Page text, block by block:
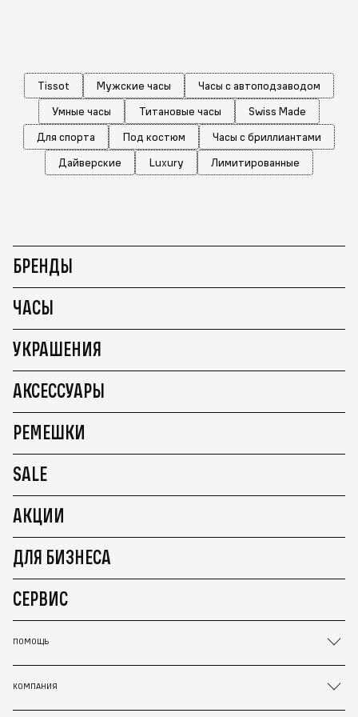
Tissot Мужские часы
Часы с автоподзаводом
Умные часы
Титановые часы
Swiss Made
Для спорта
Под костюм
Часы с бриллиантами
Дайверские
Luxury Лимитированные
БРЕНДЫ
ЧАСЫ
УКРАШЕНИЯ
АКСЕССУАРЫ
РЕМЕШКИ
SALE
АКЦИИ
ДЛЯ БИЗНЕСА
СЕРВИС
ПОМОЩЬ
КОМПАНИЯ